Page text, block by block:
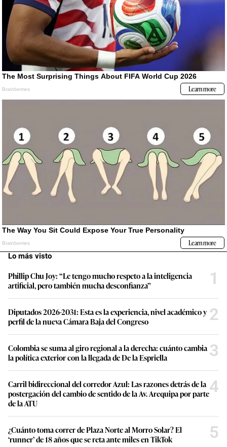
Lo más visto
Phillip Chu Joy: “Le tengo mucho respeto a la inteligencia
artificial, pero también mucha desconfianza”
1
Diputados 2026-2031: Esta es la experiencia, nivel académico y
perfil de la nueva Cámara Baja del Congreso
2
Colombia se suma al giro regional a la derecha: cuánto cambia
la política exterior con la llegada de De la Espriella
3
Carril bidireccional del corredor Azul: Las razones detrás de la
postergación del cambio de sentido de la Av. Arequipa por parte
de la ATU
4
¿Cuánto toma correr de Plaza Norte al Morro Solar? El
‘runner’ de 18 años que se reta ante miles en TikTok
5